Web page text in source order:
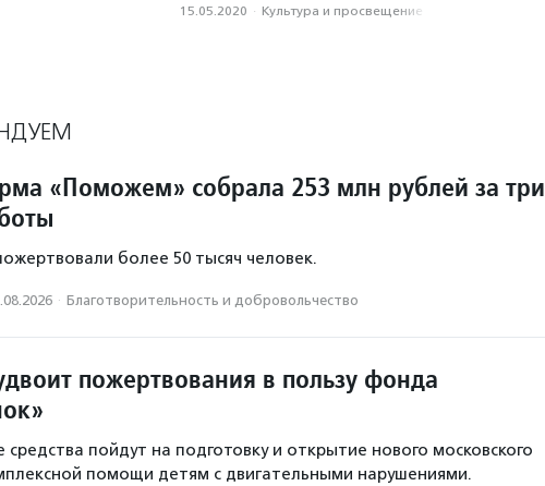
15.05.2020 · Культура и просвещение
«Поможем» собрала 253 млн рублей за три
более 50 тысяч человек.
· Благотвори­тель­ность и доброволь­чест­во
пожертвования в пользу фонда
пойдут на подготовку и открытие нового московского
помощи детям с двигательными нарушениями.